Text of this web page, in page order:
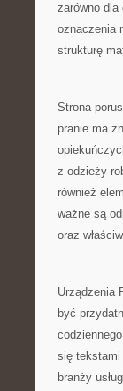
zarówno
oznaczenia
strukturę
Strona
pranie ma
z odzieży
również
ważne są
oraz
Urządzenia
być
się tekstami
branży